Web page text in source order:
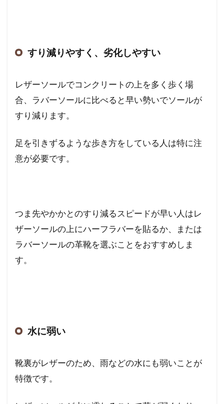
すり減りやすく、劣化しやすい
レザーソールでコンクリートの上を多く歩く場
合、ラバーソールに比べると早い勢いでソールが
すり減ります。
足を引きずるような歩き方をしている人は特に注
意が必要です。
つま先やかかとのすり減るスピードが早い人はレ
ザーソールの上にハーフラバーを貼るか、または
ラバーソールの革靴を選ぶことをおすすめしま
す。
水に弱い
靴裏がレザーのため、雨などの水にも弱いことが
特徴です。